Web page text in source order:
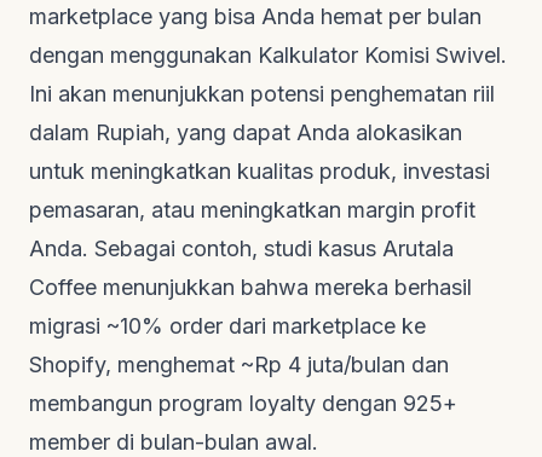
marketplace yang bisa Anda hemat per bulan
dengan menggunakan Kalkulator Komisi Swivel.
Ini akan menunjukkan potensi penghematan riil
dalam Rupiah, yang dapat Anda alokasikan
untuk meningkatkan kualitas produk, investasi
pemasaran, atau meningkatkan margin profit
Anda. Sebagai contoh, studi kasus Arutala
Coffee menunjukkan bahwa mereka berhasil
migrasi ~10% order dari marketplace ke
Shopify, menghemat ~Rp 4 juta/bulan dan
membangun program loyalty dengan 925+
member di bulan-bulan awal.